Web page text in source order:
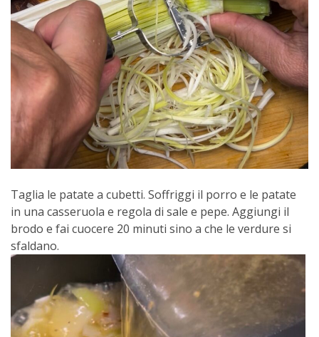
Taglia le patate a cubetti. Soffriggi il porro e le patate
in una casseruola e regola di sale e pepe. Aggiungi il
brodo e fai cuocere 20 minuti sino a che le verdure si
sfaldano.